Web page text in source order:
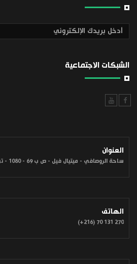
الشبكات الاجتماعية
العنوان
ساحة الروصافي - ميتيال فيل - ص ب 69 - 1080 - تونس
الهاتف
(+216) 70 131 270